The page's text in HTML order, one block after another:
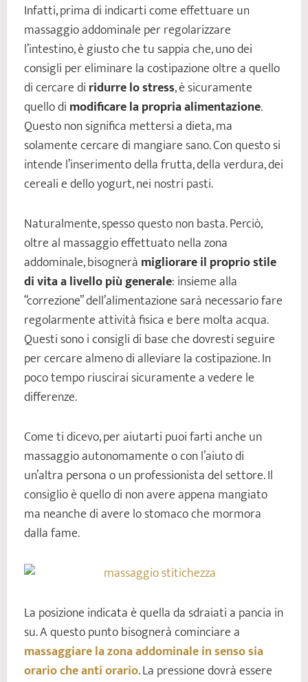
Infatti, prima di indicarti come effettuare un
massaggio addominale per regolarizzare
l’intestino, è giusto che tu sappia che, uno dei
consigli per eliminare la costipazione oltre a quello
di cercare di ridurre lo stress, è sicuramente
quello di modificare la propria alimentazione.
Questo non significa mettersi a dieta, ma
solamente cercare di mangiare sano. Con questo si
intende l’inserimento della frutta, della verdura, dei
cereali e dello yogurt, nei nostri pasti.
Naturalmente, spesso questo non basta. Perciò,
oltre al massaggio effettuato nella zona
addominale, bisognerà migliorare il proprio stile
di vita a livello più generale: insieme alla
“correzione” dell’alimentazione sarà necessario fare
regolarmente attività fisica e bere molta acqua.
Questi sono i consigli di base che dovresti seguire
per cercare almeno di alleviare la costipazione. In
poco tempo riuscirai sicuramente a vedere le
differenze.
Come ti dicevo, per aiutarti puoi farti anche un
massaggio autonomamente o con l’aiuto di
un’altra persona o un professionista del settore. Il
consiglio è quello di non avere appena mangiato
ma neanche di avere lo stomaco che mormora
dalla fame.
La posizione indicata è quella da sdraiati a pancia in
su. A questo punto bisognerà cominciare a
massaggiare la zona addominale in senso sia
orario che anti orario. La pressione dovrà essere